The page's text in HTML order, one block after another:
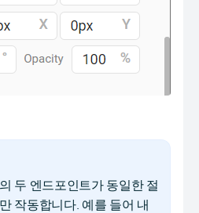
두 엔드포인트가 동일한 절
작동합니다. 예를 들어 내